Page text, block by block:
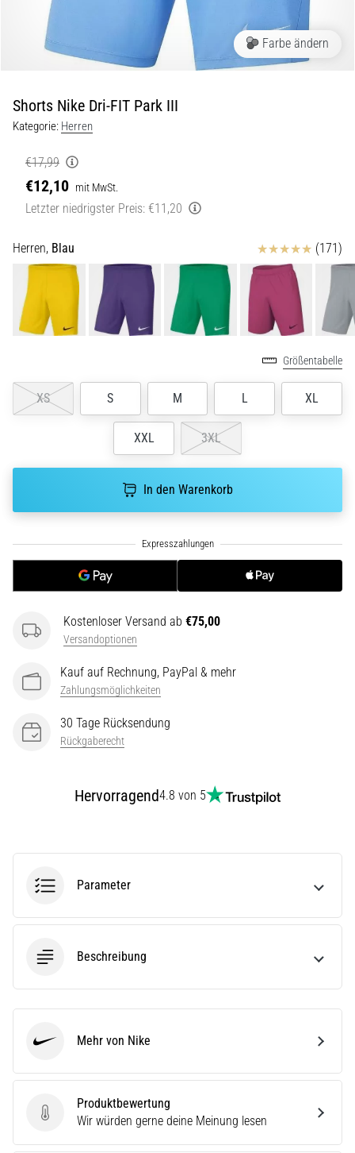
In
der
testet
Shuttle-
Run
Agilität
und
Richtungswechsel.
Wie
wird
er
wo…
Lesedauer 7 min
Ursachen,
und
Prävention
Das
auch
Iliotibiales
Bandsyndrom
ist
gesundheitliches
Alle
anzeigen
Farbe ändern
Shorts Nike Dri-FIT Park III
Kategorie: Herren
€17,99
€12,10 mit MwSt.
Letzter niedrigster Preis: €11,20
Herren, Blau Bewertungen(171)
Größentabelle
XS S M L XL
XXL 3XL
In den Warenkorb
Kostenloser Versand ab €75,00
Versandoptionen
Kauf auf Rechnung, PayPal & mehr
Zahlungsmöglichkeiten
30 Tage Rücksendung
Rückgaberecht
Hervorragend4.8 von 5
Parameter
Beschreibung
Produktbewertung
Produktbewertung
Wir würden gerne deine Meinung lesen
Mehr von Nike